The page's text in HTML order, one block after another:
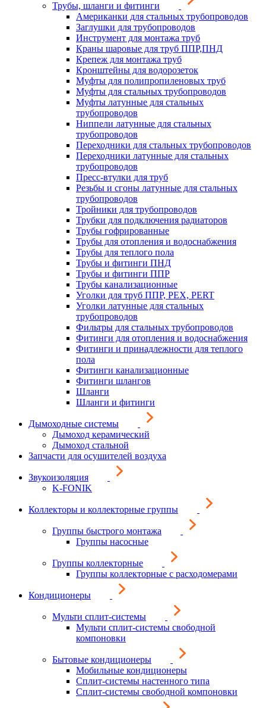
Трубы, шланги и фитинги
Американки для стальных трубопроводов
Заглушки для трубопроводов
Инструмент для монтажа труб
Краны шаровые для труб ППР,ПНД
Крепеж для монтажа труб
Кронштейны для водорозеток
Муфты для полипропиленовых труб
Муфты для стальных трубопроводов
Муфты латунные для стальных
трубопроводов
Ниппели латунные для стальных
трубопроводов
Переходники для стальных трубопроводов
Переходники латунные для стальных
трубопроводов
Пресс-втулки для труб
Резьбы и сгоны латунные для стальных
трубопроводов
Тройники для трубопроводов
Трубки для подключения радиаторов
Трубы гофрированные
Трубы для отопления и водоснабжения
Трубы для теплого пола
Трубы и фитинги ПНД
Трубы и фитинги ППР
Трубы канализационные
Уголки для труб ППР, PEX, PERT
Уголки латунные для стальных
трубопроводов
Фильтры для стальных трубопроводов
Фитинги для отопления и водоснабжения
Фитинги и принадлежности для теплого
пола
Фитинги канализационные
Фитинги шлангов
Шланги
Шланги и фитинги
Дымоходные системы
Дымоход керамический
Дымоход стальной
Запчасти для осушителей воздуха
Звукоизоляция
K-FONIK
Коллекторы и коллекторные группы
Группы быстрого монтажа
Группы насосные
Группы коллекторные
Группы коллекторные с расходомерами
Кондиционеры
Мульти сплит-системы
Мульти сплит-системы свободной
компоновки
Бытовые кондиционеры
Мобильные кондиционеры
Сплит-системы настенного типа
Сплит-системы свободной компоновки